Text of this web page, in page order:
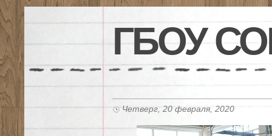
ГБОУ
Четверг, 20 февраля, 2020